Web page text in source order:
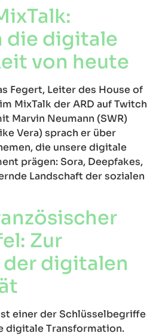
die digitale
von heute
Fegert, Leiter des House of
MixTalk der ARD auf Twitch
Marvin Neumann (SWR)
Vera) sprach er über
die unsere digitale
prägen: Sora, Deepfakes,
Landschaft der sozialen
Zur
digitalen
einer der Schlüsselbegriffe
digitale Transformation.